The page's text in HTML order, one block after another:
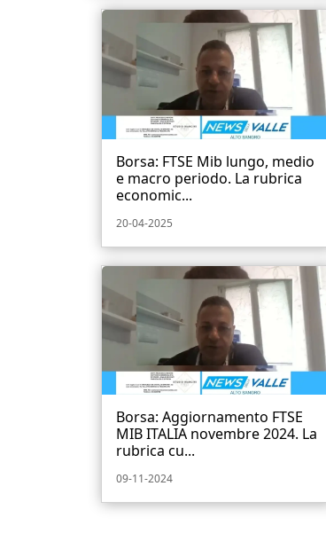
Borsa: FTSE Mib lungo, medio
e macro periodo. La rubrica
economic...
20-04-2025
Borsa: Aggiornamento FTSE
MIB ITALIA novembre 2024. La
rubrica cu...
09-11-2024